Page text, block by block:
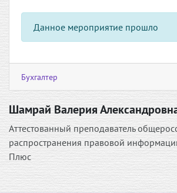
Данное мероприятие прошло
Бухгалтер
Шамрай Валерия
Аттестованный преподаватель
распространения правовой
Плюс